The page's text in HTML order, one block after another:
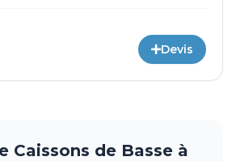
Devis
Caissons de Basse à